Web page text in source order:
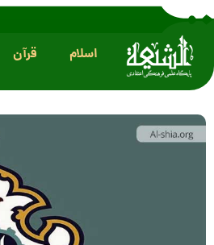
اسلام قرآن